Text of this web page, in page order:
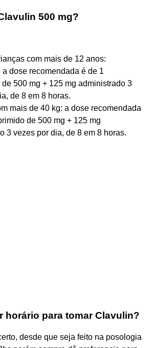
500 mg?
com mais de 12 anos:
a dose recomendada é de 1
500 mg + 125 mg administrado 3
de 8 em 8 horas.
mais de 40 kg: a dose recomendada
de 500 mg + 125 mg
3 vezes por dia, de 8 em 8 horas.
horário para tomar Clavulin?
desde que seja feito na posologia